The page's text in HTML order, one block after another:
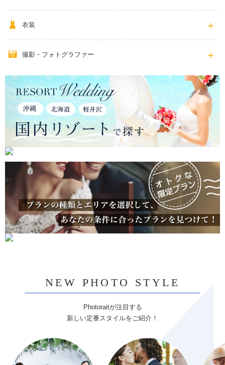
衣装
撮影・フォトグラファー
NEW PHOTO STYLE
Photoraitが注目する
新しい定番スタイルをご紹介！